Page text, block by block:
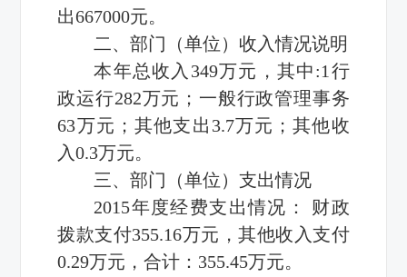
出667000元。
二、部门（单位）收入情况说明
本年总收入349万元，其中:1行
政运行282万元；一般行政管理事务
63万元；其他支出3.7万元；其他收
入0.3万元。
三、部门（单位）支出情况
2015年度经费支出情况： 财政
拨款支付355.16万元，其他收入支付
0.29万元，合计：355.45万元。